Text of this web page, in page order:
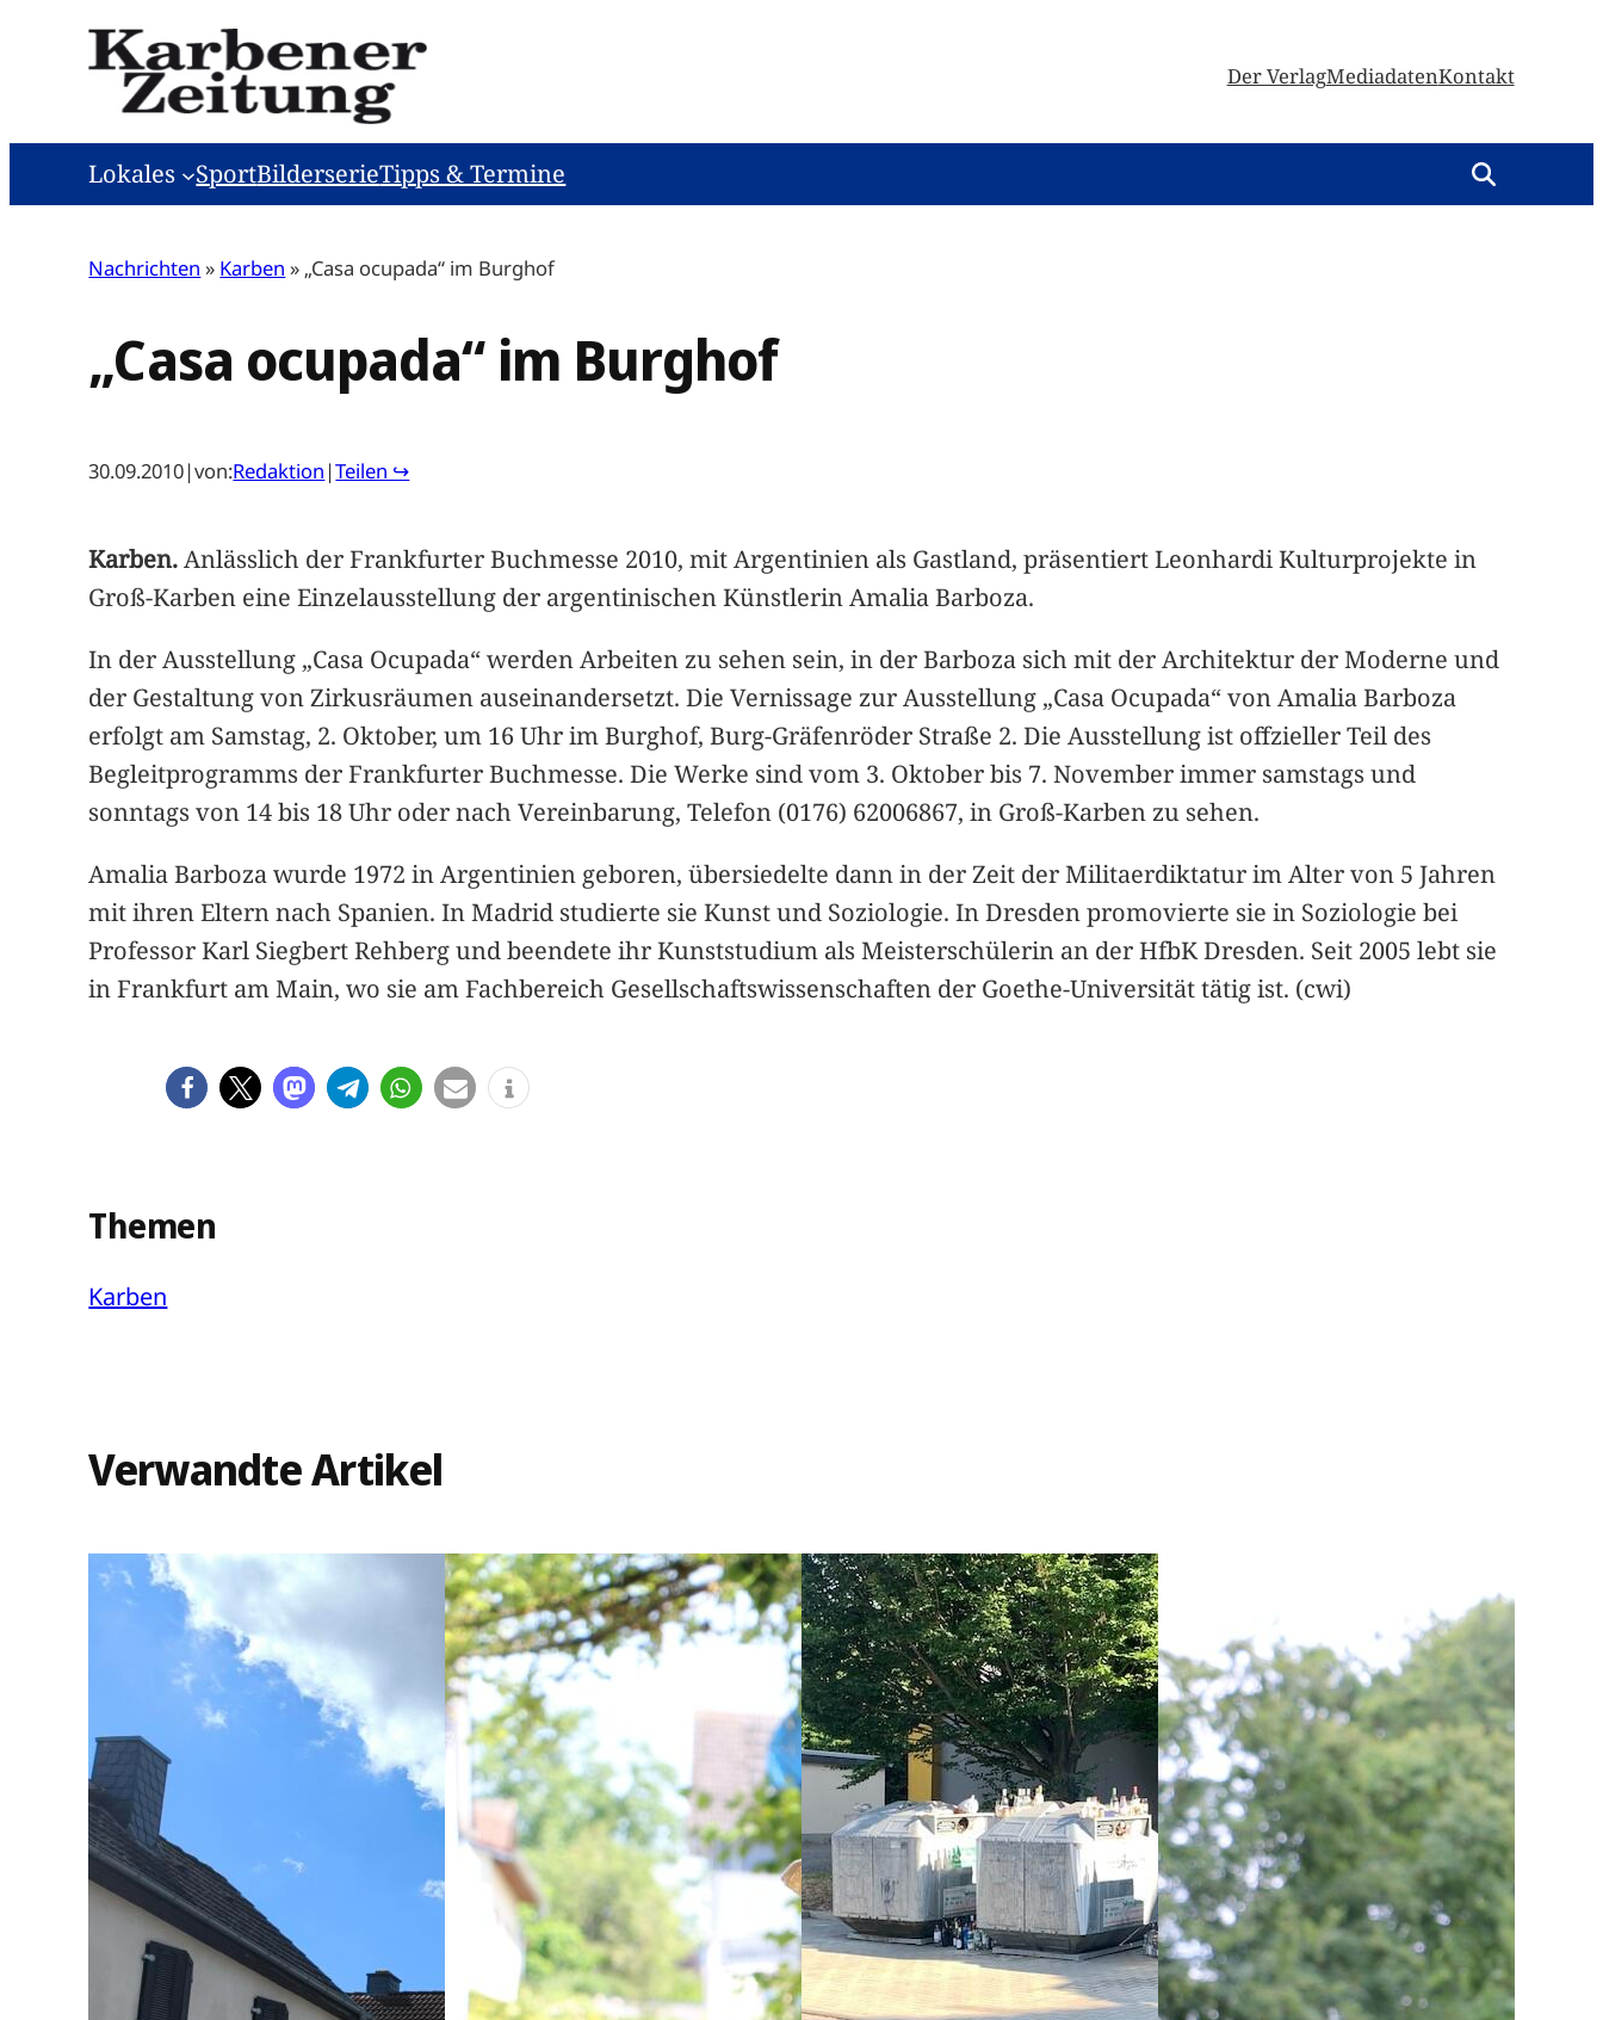
Der VerlagMediadatenKontakt
Lokales SportBilderserieTipps & Termine
Nachrichten » Karben » „Casa ocupada“ im Burghof
„Casa ocupada“ im Burghof
30.09.2010|von:Redaktion |Teilen ↪
Karben.Anlässlich der Frankfurter Buchmesse 2010, mit Argentinien als Gastland, präsentiert Leonhardi Kulturprojekte in
Groß-Karben eine Einzelausstellung der argentinischen Künstlerin Amalia Barboza.
In der Ausstellung „Casa Ocupada“ werden Arbeiten zu sehen sein, in der Barboza sich mit der Architektur der Moderne und
der Gestaltung von Zirkusräumen auseinandersetzt. Die Vernissage zur Ausstellung „Casa Ocupada“ von Amalia Barboza
erfolgt am Samstag, 2. Oktober, um 16 Uhr im Burghof, Burg-Gräfenröder Straße 2. Die Ausstellung ist offzieller Teil des
Begleitprogramms der Frankfurter Buchmesse. Die Werke sind vom 3. Oktober bis 7. November immer samstags und
sonntags von 14 bis 18 Uhr oder nach Vereinbarung, Telefon (0176) 62006867, in Groß-Karben zu sehen.
Amalia Barboza wurde 1972 in Argentinien geboren, übersiedelte dann in der Zeit der Militaerdiktatur im Alter von 5 Jahren
mit ihren Eltern nach Spanien. In Madrid studierte sie Kunst und Soziologie. In Dresden promovierte sie in Soziologie bei
Professor Karl Siegbert Rehberg und beendete ihr Kunststudium als Meisterschülerin an der HfbK Dresden. Seit 2005 lebt sie
in Frankfurt am Main, wo sie am Fachbereich Gesellschaftswissenschaften der Goethe-Universität tätig ist. (cwi)
Themen
Karben
Verwandte Artikel